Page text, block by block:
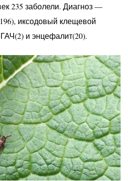
235 заболели. Диагноз —
иксодовый клещевой
и энцефалит(20).